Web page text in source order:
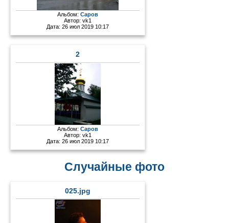
Альбом:Саров
Автор:vk1
Дата: 26 июл 2019 10:17
2
Альбом:Саров
Автор:vk1
Дата: 26 июл 2019 10:17
Случайные фото
025.jpg